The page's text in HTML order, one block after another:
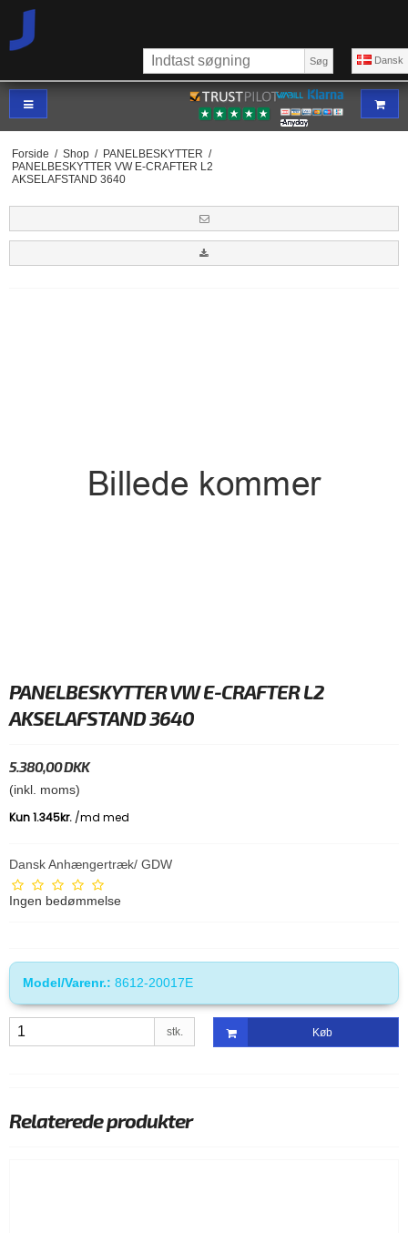
Dansk
Søg
Forside / Shop / PANELBESKYTTER /
PANELBESKYTTER VW E-CRAFTER L2
AKSELAFSTAND 3640
PANELBESKYTTER VW E-CRAFTER L2
AKSELAFSTAND 3640
5.380,00 DKK
(inkl. moms)
Dansk Anhængertræk/ GDW
Ingen bedømmelse
Model/Varenr.: 8612-20017E
stk. Køb
Relaterede produkter